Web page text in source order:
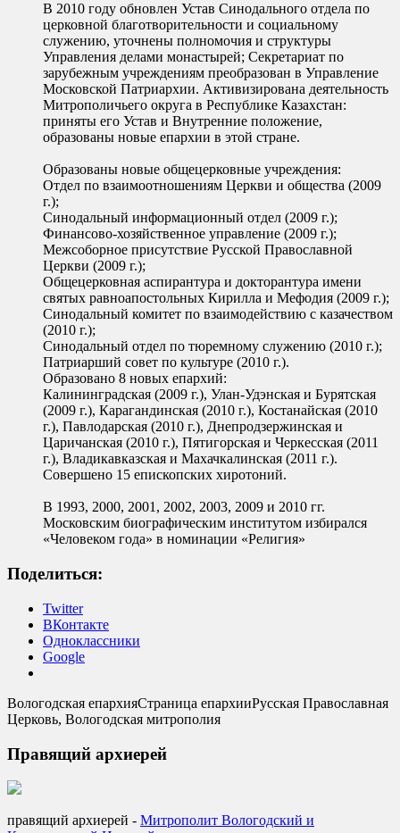
В 2010 году обновлен Устав Синодального отдела по
церковной благотворительности и социальному
служению, уточнены полномочия и структуры
Управления делами монастырей; Секретариат по
зарубежным учреждениям преобразован в Управление
Московской Патриархии. Активизирована деятельность
Митрополичьего округа в Республике Казахстан:
приняты его Устав и Внутренние положение,
образованы новые епархии в этой стране.
Образованы новые общецерковные учреждения:
Отдел по взаимоотношениям Церкви и общества (2009
г.);
Синодальный информационный отдел (2009 г.);
Финансово-хозяйственное управление (2009 г.);
Межсоборное присутствие Русской Православной
Церкви (2009 г.);
Общецерковная аспирантура и докторантура имени
святых равноапостольных Кирилла и Мефодия (2009 г.);
Синодальный комитет по взаимодействию с казачеством
(2010 г.);
Синодальный отдел по тюремному служению (2010 г.);
Патриарший совет по культуре (2010 г.).
Образовано 8 новых епархий:
Калининградская (2009 г.), Улан-Удэнская и Бурятская
(2009 г.), Карагандинская (2010 г.), Костанайская (2010
г.), Павлодарская (2010 г.), Днепродзержинская и
Царичанская (2010 г.), Пятигорская и Черкесская (2011
г.), Владикавказская и Махачкалинская (2011 г.).
Совершено 15 епископских хиротоний.
В 1993, 2000, 2001, 2002, 2003, 2009 и 2010 гг.
Московским биографическим институтом избирался
«Человеком года» в номинации «Религия»
Поделиться:
Twitter
ВКонтакте
Одноклассники
Google
Вологодская епархияСтраница епархииРусская Православная
Церковь, Вологодская митрополия
Правящий архиерей
правящий архиерей - Mитрополит Вологодский и